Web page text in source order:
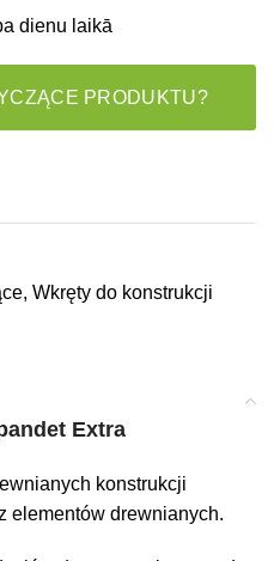
dienu laikā
PRODUKTU?
, Wkręty do konstrukcji
Extra
konstrukcji
elementów drewnianych.